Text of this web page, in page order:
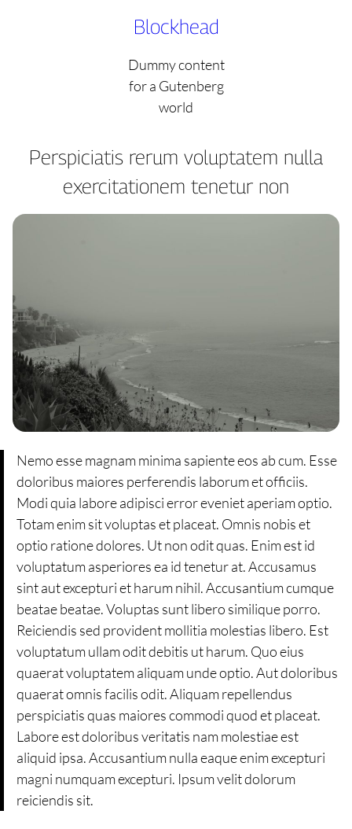
Blockhead
Dummy content
for a Gutenberg
world
Perspiciatis rerum voluptatem nulla
exercitationem tenetur non
Nemo esse magnam minima sapiente eos ab cum. Esse
doloribus maiores perferendis laborum et officiis.
Modi quia labore adipisci error eveniet aperiam optio.
Totam enim sit voluptas et placeat. Omnis nobis et
optio ratione dolores. Ut non odit quas. Enim est id
voluptatum asperiores ea id tenetur at. Accusamus
sint aut excepturi et harum nihil. Accusantium cumque
beatae beatae. Voluptas sunt libero similique porro.
Reiciendis sed provident mollitia molestias libero. Est
voluptatum ullam odit debitis ut harum. Quo eius
quaerat voluptatem aliquam unde optio. Aut doloribus
quaerat omnis facilis odit. Aliquam repellendus
perspiciatis quas maiores commodi quod et placeat.
Labore est doloribus veritatis nam molestiae est
aliquid ipsa. Accusantium nulla eaque enim excepturi
magni numquam excepturi. Ipsum velit dolorum
reiciendis sit.